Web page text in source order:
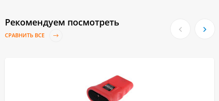
Рекомендуем посмотреть
СРАВНИТЬ ВСЕ